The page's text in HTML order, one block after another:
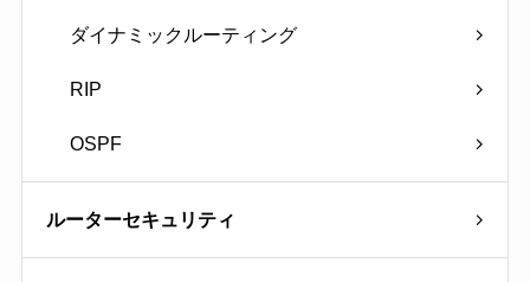
ダイナミックルーティング
RIP
OSPF
ルーターセキュリティ